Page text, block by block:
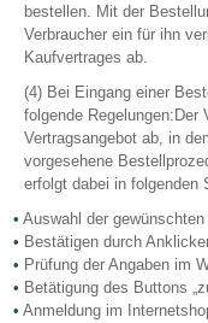
bestellen. Mit der
Verbraucher ein für ihn
Kaufvertrages ab.
(4) Bei Eingang einer
folgende Regelungen:Der
Vertragsangebot ab, in
vorgesehene
erfolgt dabei in folgenden
Auswahl der
Bestätigen durch
Prüfung der Angaben im
Betätigung des Buttons
Anmeldung im